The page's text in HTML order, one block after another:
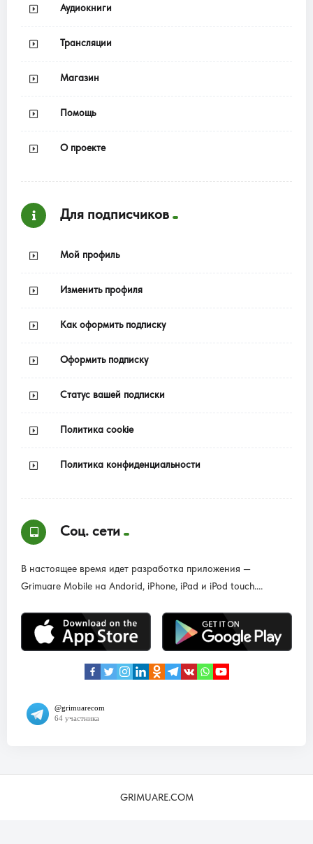
Аудиокниги
Трансляции
Магазин
Помощь
О проекте
Для подписчиков
Мой профиль
Изменить профиля
Как оформить подписку
Оформить подписку
Статус вашей подписки
Политика cookie
Политика конфиденциальности
Соц. сети
В настоящее время идет разработка приложения —
Grimuare Mobile на Andorid, iPhone, iPad и iPod touch....
GRIMUARE.COM